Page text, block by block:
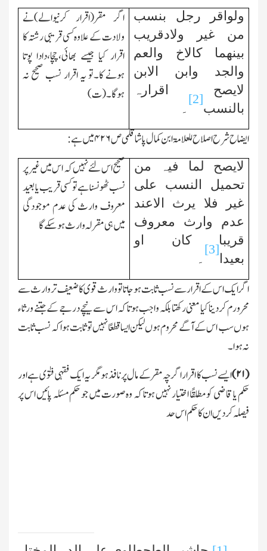
ولواقر رجل بنسب
من غیر ولادقریب
بینھما کالاخ والعم
والجد وابن الابن
لایصح اقرارہ
بالنسب
[2]
۔
اگر مقر(اقرار کرنیوالے)نے
ولادت کے علاوہ کسی قریبی رشتہ کا
اقرار کیا جیسے بھائی،چچا،دادا پوتا
ہونے کا۔تو یہ اقرار نسب صحیح نہ
ہوگا۔(ت)
ایضاح شرح اصلاح للعلامۃ ابن کمال پاشا قلمی ص۴۲۶میں ہے:
لایصح لما فیہ من
تحمیل النسب علی
غیر فلا یرث الاعند
عدم وارث معروف
قریبا کان او
بعیدا
[3]
۔
صحیح اس لئے نہیں کہ اس میں غیر پر
نسب ٹھونسنا ہے تو کسی قریب یا بعید
معروف وارث کی عدم موجودگی
میں ہی مقرلہ وارث ہوسکے گا
اگر ایك اس کے اقرار سے نسب ثابت ہوجاتا تو وارث قوی کا ضعیف تر وارث سے
محرورم کردینا کیا معنی رکھتا بلکہ واجب ہوتا کہ اس سے نیچے درجے کے جتنے ورثاء
ہوں سب اس کے آگے محروم ہوں لیکن ایسا قطعًا نہیں تو ثابت ہوا کہ نسب ثابت
نہ ہوا۔
(۲۱) ایسے نسب کا اقرار اگرچہ مقر کے مال پر نافذ ہومگر یہ ایك فقہی فتوٰی ہے اور
حکم یا قاضی کو مطلقًا اختیار نہیں ہوتا کہ وہ صورت میں جو حکم مسئلہ پائیں اس پر
فیصلہ کردیں ان کا حکم اس حد